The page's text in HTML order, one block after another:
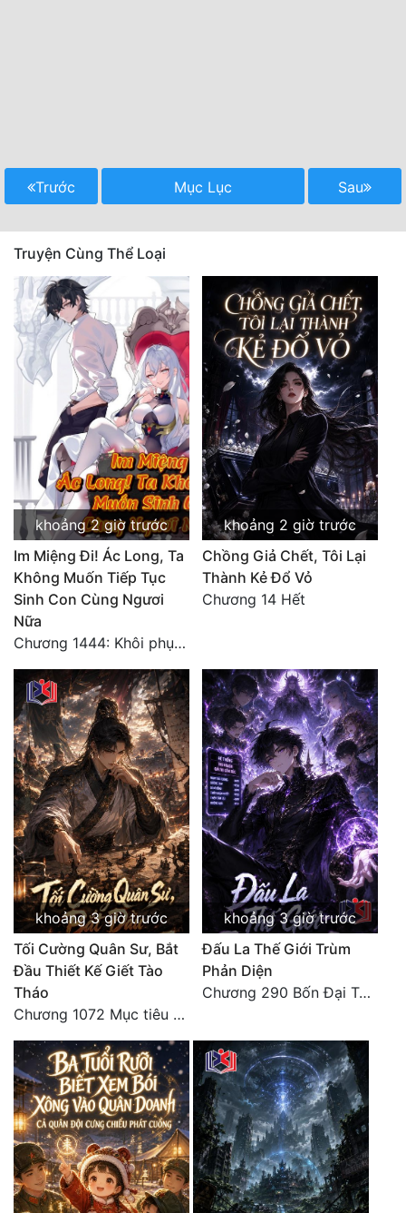
Trước Mục Lục Sau
Truyện Cùng Thể Loại
khoảng 2 giờ trước
Im Miệng Đi! Ác Long, Ta
Không Muốn Tiếp Tục
Sinh Con Cùng Ngươi
Nữa
Chương 1444: Khôi phục quỹ đạo
khoảng 2 giờ trước
Chồng Giả Chết, Tôi Lại
Thành Kẻ Đổ Vỏ
Chương 14 Hết
khoảng 3 giờ trước
Tối Cường Quân Sư, Bắt
Đầu Thiết Kế Giết Tào
Tháo
Chương 1072 Mục tiêu của chúng ta là biển sao trời (2/2)
khoảng 3 giờ trước
Đấu La Thế Giới Trùm
Phản Diện
Chương 290 Bốn Đại Tông Môn Đơn Thuộc Tính Vô Cùng Thê Lương